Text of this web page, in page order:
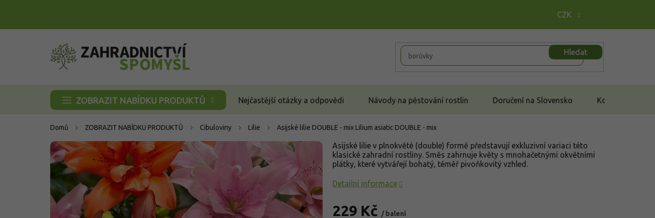
CZK
Hledat
ZOBRAZIT NABÍDKU PRODUKTŮ Nejčastější otázky a odpovědi Návody na pěstování rostlin Doručení na Slovensko Kontakt
Domů ZOBRAZIT NABÍDKU PRODUKTŮ Cibuloviny Lilie Asijské lilie DOUBLE - mixLilium asiatic DOUBLE - mix
229 Kč / balení
Asijské lilie v plnokvěté (double) formě představují exkluzivní variaci této
klasické zahradní rostliny. Směs zahrnuje květy s mnohačetnými okvětními
plátky, které vytvářejí bohatý, téměř pivoňkovitý vzhled.
Detailní informace